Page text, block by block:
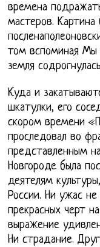
времена
мастеров.
том вспоминая Мы
земля
Куда и
шкатулки, его
скором времени
проследовал во
представленным
Новгороде была
деятелям
России. Ни ужас
прекрасных черт
выражение
Ни страдание.